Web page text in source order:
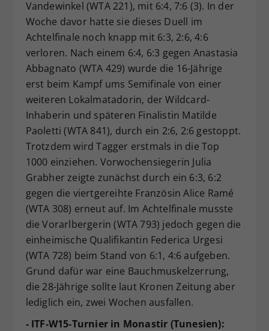
Vandewinkel (WTA 221), mit 6:4, 7:6 (3). In der
Woche davor hatte sie dieses Duell im
Achtelfinale noch knapp mit 6:3, 2:6, 4:6
verloren. Nach einem 6:4, 6:3 gegen Anastasia
Abbagnato (WTA 429) wurde die 16-Jährige
erst beim Kampf ums Semifinale von einer
weiteren Lokalmatadorin, der Wildcard-
Inhaberin und späteren Finalistin Matilde
Paoletti (WTA 841), durch ein 2:6, 2:6 gestoppt.
Trotzdem wird Tagger erstmals in die Top
1000 einziehen. Vorwochensiegerin Julia
Grabher zeigte zunächst durch ein 6:3, 6:2
gegen die viertgereihte Französin Alice Ramé
(WTA 308) erneut auf. Im Achtelfinale musste
die Vorarlbergerin (WTA 793) jedoch gegen die
einheimische Qualifikantin Federica Urgesi
(WTA 728) beim Stand von 6:1, 4:6 aufgeben.
Grund dafür war eine Bauchmuskelzerrung,
die 28-Jährige sollte laut Kronen Zeitung aber
lediglich ein, zwei Wochen ausfallen.
- ITF-W15-Turnier in Monastir (Tunesien):